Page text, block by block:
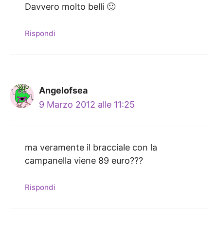
Davvero molto belli 🙂
Rispondi
Angelofsea
9 Marzo 2012 alle 11:25
ma veramente il bracciale con la
campanella viene 89 euro???
Rispondi